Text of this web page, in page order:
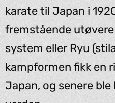
karate til Japan i
fremstående
system eller Ryu
kampformen fikk en
Japan, og senere